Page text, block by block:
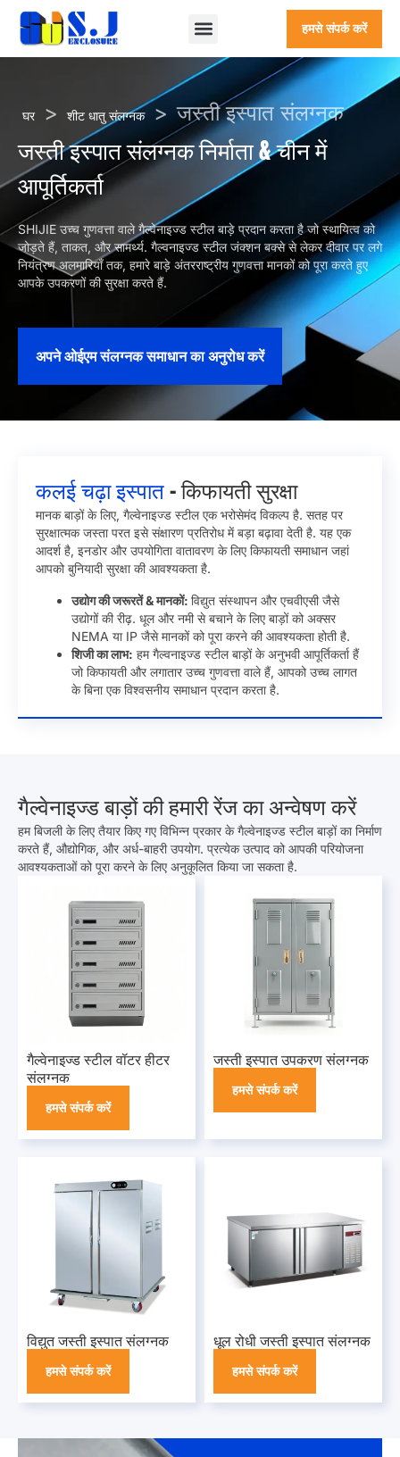
हमसे संपर्क करें
घर > शीट धातु संलग्नक > जस्ती इस्पात संलग्नक
जस्ती इस्पात संलग्नक निर्माता & चीन में
आपूर्तिकर्ता
SHIJIE उच्च गुणवत्ता वाले गैल्वेनाइज्ड स्टील बाड़े प्रदान करता है जो स्थायित्व को
जोड़ते हैं, ताकत, और सामर्थ्य. गैल्वनाइज्ड स्टील जंक्शन बक्से से लेकर दीवार पर लगे
नियंत्रण अलमारियाँ तक, हमारे बाड़े अंतरराष्ट्रीय गुणवत्ता मानकों को पूरा करते हुए
आपके उपकरणों की सुरक्षा करते हैं.
अपने ओईएम संलग्नक समाधान का अनुरोध करें
कलई चढ़ा इस्पात- किफायती सुरक्षा
मानक बाड़ों के लिए, गैल्वेनाइज्ड स्टील एक भरोसेमंद विकल्प है. सतह पर
सुरक्षात्मक जस्ता परत इसे संक्षारण प्रतिरोध में बड़ा बढ़ावा देती है. यह एक
आदर्श है, इनडोर और उपयोगिता वातावरण के लिए किफायती समाधान जहां
आपको बुनियादी सुरक्षा की आवश्यकता है.
उद्योग की जरूरतें & मानकों: विद्युत संस्थापन और एचवीएसी जैसे
उद्योगों की रीढ़. धूल और नमी से बचाने के लिए बाड़ों को अक्सर
NEMA या IP जैसे मानकों को पूरा करने की आवश्यकता होती है.
शिजी का लाभ: हम गैल्वनाइज्ड स्टील बाड़ों के अनुभवी आपूर्तिकर्ता हैं
जो किफायती और लगातार उच्च गुणवत्ता वाले हैं, आपको उच्च लागत
के बिना एक विश्वसनीय समाधान प्रदान करता है.
गैल्वेनाइज्ड बाड़ों की हमारी रेंज का अन्वेषण करें
हम बिजली के लिए तैयार किए गए विभिन्न प्रकार के गैल्वेनाइज्ड स्टील बाड़ों का निर्माण
करते हैं, औद्योगिक, और अर्ध-बाहरी उपयोग. प्रत्येक उत्पाद को आपकी परियोजना
आवश्यकताओं को पूरा करने के लिए अनुकूलित किया जा सकता है.
गैल्वेनाइज्ड स्टील वॉटर हीटर
संलग्नक
हमसे संपर्क करें
जस्ती इस्पात उपकरण संलग्नक
हमसे संपर्क करें
विद्युत जस्ती इस्पात संलग्नक
हमसे संपर्क करें
धूल रोधी जस्ती इस्पात संलग्नक
हमसे संपर्क करें